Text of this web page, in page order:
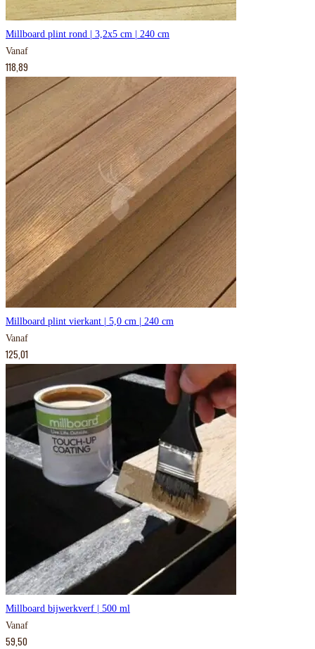
Millboard plint rond | 3,2x5 cm | 240 cm
Vanaf
118,89
Millboard plint vierkant | 5,0 cm | 240 cm
Vanaf
125,01
Millboard bijwerkverf | 500 ml
Vanaf
59,50